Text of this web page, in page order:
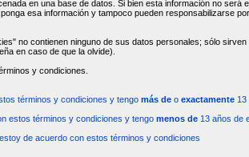
en una base de datos. Si bien esta información no
esa información y tampoco pueden responsabilizarse
no contienen ninguno de sus datos personales; sólo
en caso de que la olvide).
y condiciones.
términos y condiciones y tengo más de o exactamente 13
estos términos y condiciones y tengo menos de 13 años de
de acuerdo con estos términos y condiciones